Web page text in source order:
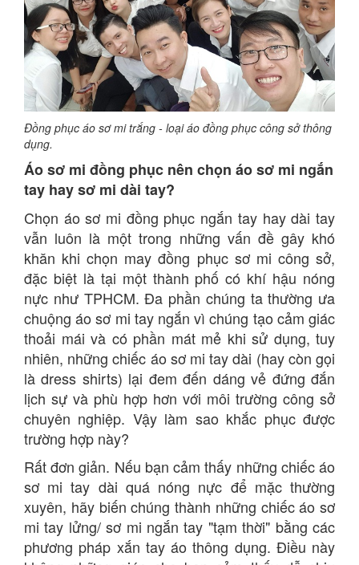
Đồng phục áo sơ mi trắng - loại áo đồng phục công sở thông
dụng.
Áo sơ mi đồng phục nên chọn áo sơ mi ngắn
tay hay sơ mi dài tay?
Chọn áo sơ mi đồng phục ngắn tay hay dài tay
vẫn luôn là một trong những vấn đề gây khó
khăn khi chọn may đồng phục sơ mi công sở,
đặc biệt là tại một thành phố có khí hậu nóng
nực như TPHCM. Đa phần chúng ta thường ưa
chuộng áo sơ mi tay ngắn vì chúng tạo cảm giác
thoải mái và có phần mát mẻ khi sử dụng, tuy
nhiên, những chiếc áo sơ mi tay dài (hay còn gọi
là dress shirts) lại đem đến dáng vẻ đứng đắn
lịch sự và phù hợp hơn với môi trường công sở
chuyên nghiệp. Vậy làm sao khắc phục được
trường hợp này?
Rất đơn giản. Nếu bạn cảm thấy những chiếc áo
sơ mi tay dài quá nóng nực để mặc thường
xuyên, hãy biến chúng thành những chiếc áo sơ
mi tay lửng/ sơ mi ngắn tay "tạm thời" bằng các
phương pháp xắn tay áo thông dụng. Điều này